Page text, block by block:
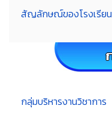
สัญลักษณ์ของโรงเรียน
กลุ่มบริหารงานวิชาการ